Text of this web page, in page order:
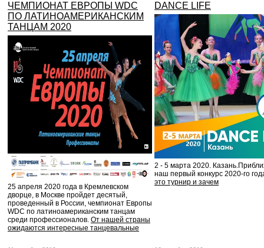
ЧЕМПИОНАТ ЕВРОПЫ WDC
ПО ЛАТИНОАМЕРИКАНСКИМ
ТАНЦАМ 2020
25 апреля 2020 года в Кремлевском
дворце, в Москве пройдет десятый,
проведенный в России, чемпионат Европы
WDC по латиноамериканским танцам
среди профессионалов. От нашей страны
ожидаются интересные танцевальные
DANCE LIFE
2 - 5 марта 2020.
наш первый конкурс 2020-го
это турнир и зачем